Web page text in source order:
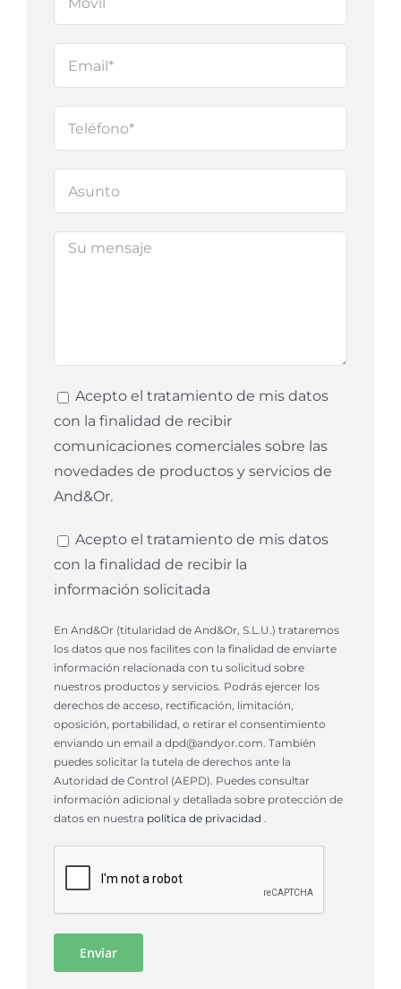
Acepto el tratamiento de mis datos
con la finalidad de recibir
comunicaciones comerciales sobre las
novedades de productos y servicios de
And&Or.
Acepto el tratamiento de mis datos
con la finalidad de recibir la
información solicitada
En And&Or (titularidad de And&Or, S.L.U.) trataremos
los datos que nos facilites con la finalidad de enviarte
información relacionada con tu solicitud sobre
nuestros productos y servicios. Podrás ejercer los
derechos de acceso, rectificación, limitación,
oposición, portabilidad, o retirar el consentimiento
enviando un email a dpd@andyor.com. También
puedes solicitar la tutela de derechos ante la
Autoridad de Control (AEPD). Puedes consultar
información adicional y detallada sobre protección de
datos en nuestra política de privacidad .